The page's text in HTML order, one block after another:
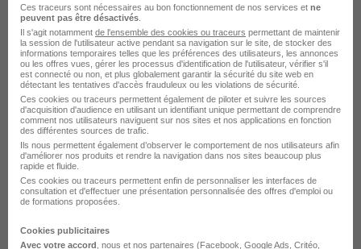
Entreprise Dunkerque
DÉPOSEZ VOTRE CV
Rendez votre CV accessible à l’ensemble des
recruteurs de la CVthèque Hellowork.
Ces traceurs sont nécessaires au bon fonctionnement de nos services et ne
peuvent pas être désactivés
Il s'agit notamment de l'ensemble des cookies ou traceurs permettant de maintenir
la session de l'utilisateur active pendant sa navigation sur le site, de stocker des
informations temporaires telles que les préférences des utilisateurs, les annonces
ou les offres vues, gérer les processus d'identification de l'utilisateur, vérifier s'il
est connecté ou non, et plus globalement garantir la sécurité du site web en
détectant les tentatives d'accès frauduleux ou les violations de sécurité.
Ces cookies ou traceurs permettent également de piloter et suivre les sources
d'acquisition d'audience en utilisant un identifiant unique permettant de comprendre
comment nos utilisateurs naviguent sur nos sites et nos applications en fonction
des différentes sources de trafic.
Ils nous permettent également d’observer le comportement de nos utilisateurs afin
d'améliorer nos produits et rendre la navigation dans nos sites beaucoup plus
rapide et fluide.
Ces cookies ou traceurs permettent enfin de personnaliser les interfaces de
consultation et d'effectuer une présentation personnalisée des offres d'emploi ou
de formations proposées.
Cookies publicitaires
Avec votre accord , nous et nos partenaires (Facebook, Google Ads , Critéo,